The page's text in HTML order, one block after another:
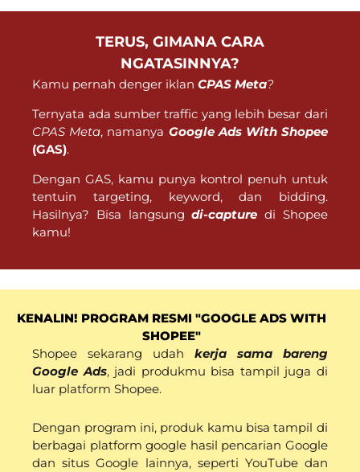
TERUS, GIMANA CARA
NGATASINNYA?
Kamu pernah denger iklanCPAS Meta?
Ternyata ada sumber traffic yang lebih besar dari
CPAS Meta, namanya Google Ads With Shopee
(GAS).
Dengan GAS, kamu punya kontrol penuh untuk
tentuin targeting, keyword, dan bidding.
Hasilnya? Bisa langsungdi-capture di Shopee
kamu!
KENALIN! PROGRAM RESMI "GOOGLE ADS WITH
SHOPEE"
Shopee sekarang udah kerja sama bareng
Google Ads, jadi produkmu bisa tampil juga di
luar platform Shopee.
Dengan program ini, produk kamu bisa tampil di
berbagai platform google hasil pencarian Google
dan situs Google lainnya, seperti YouTube dan